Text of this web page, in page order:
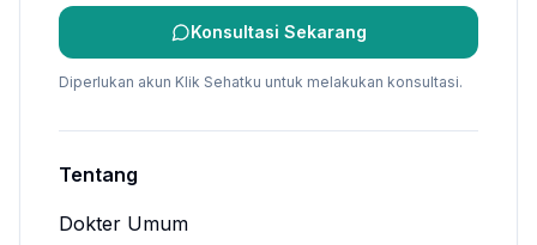
Konsultasi Sekarang
Diperlukan akun Klik Sehatku untuk melakukan konsultasi.
Tentang
Dokter Umum